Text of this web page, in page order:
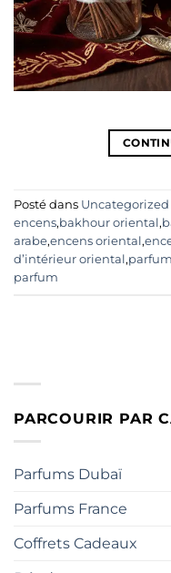
Posté dans Uncategorized
encens,bakhour oriental ,
arabe,encens oriental ,
d’intérieur oriental ,
parfum
PARCOURIR PAR
Parfums Dubaï
Parfums France
Coffrets Cadeaux